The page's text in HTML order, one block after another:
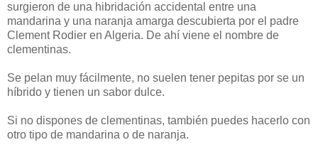
surgieron de una hibridación accidental entre una
mandarina y una naranja amarga descubierta por el padre
Clement Rodier en Algeria. De ahí viene el nombre de
clementinas.
Se pelan muy fácilmente, no suelen tener pepitas por se un
híbrido y tienen un sabor dulce.
Si no dispones de clementinas, también puedes hacerlo con
otro tipo de mandarina o de naranja.